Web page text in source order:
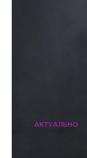
АКТУАЛЬНО